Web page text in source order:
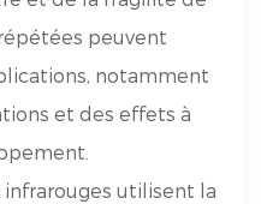
peuvent
notamment
et des effets à
utilisent la